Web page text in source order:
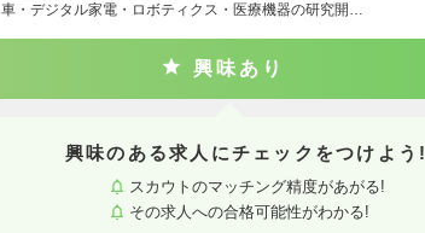
車・デジタル家電・ロボティクス・医療機器の研究開…
興味あり
興味のある求人にチェックをつけよう!
スカウトのマッチング精度があがる!
その求人への合格可能性がわかる!